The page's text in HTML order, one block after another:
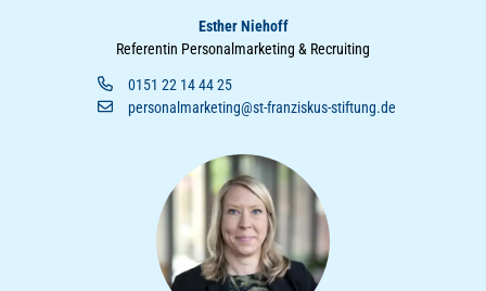
Esther Niehoff
Referentin Personalmarketing & Recruiting
0151 22 14 44 25
personalmarketing@st-franziskus-stiftung.de